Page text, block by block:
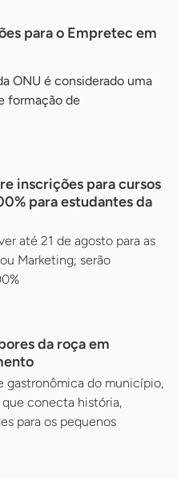
para o Empretec em
ONU é considerado uma
formação de
inscrições para cursos
para estudantes da
até 21 de agosto para as
Marketing; serão
da roça em
gastronômica do município,
conecta história,
para os pequenos